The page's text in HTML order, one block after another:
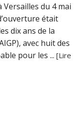
Versailles du 4 mai
était
dix ans de la
avec huit des
pour les ... [Lire